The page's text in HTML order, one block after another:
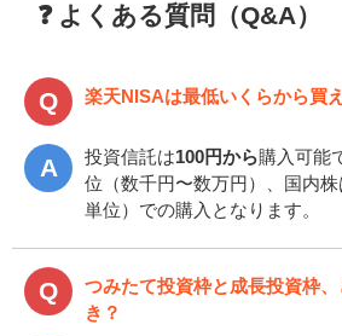
❓ よくある質問（Q&A）
楽天NISAは最低いくらから買
投資信託は100円から購入可能
位（数千円〜数万円）、国内
単位）での購入となります。
つみたて投資枠と成長投資枠
き？